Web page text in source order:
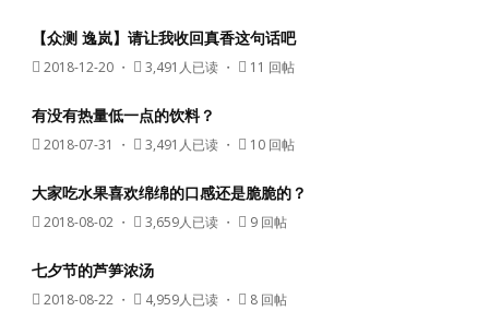
【众测 逸岚】请让我收回真香这句话吧
2018-12-20 ・ 3,491人已读 ・ 11 回帖
有没有热量低一点的饮料？
2018-07-31 ・ 3,491人已读 ・ 10 回帖
大家吃水果喜欢绵绵的口感还是脆脆的？
2018-08-02 ・ 3,659人已读 ・ 9 回帖
七夕节的芦笋浓汤
2018-08-22 ・ 4,959人已读 ・ 8 回帖